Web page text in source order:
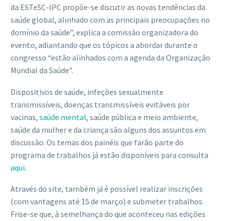
da ESTeSC-IPC propõe-se discutir as novas tendências da
saúde global, alinhado com as principais preocupações no
domínio da saúde”, explica a comissão organizadora do
evento, adiantando que os tópicos a abordar durante o
congresso “estão alinhados com a agenda da Organização
Mundial da Saúde”.
Dispositivos de saúde, infeções sexualmente
transmissíveis, doenças transmissíveis evitáveis por
vacinas, saúde mental, saúde pública e meio ambiente,
saúde da mulher e da criança são alguns dos assuntos em
discussão. Os temas dos painéis que farão parte do
programa de trabalhos já estão disponíveis para consulta
aqui.
Através do site, também já é possível realizar inscrições
(com vantagens até 15 de março) e submeter trabalhos.
Frise-se que, à semelhança do que aconteceu nas edições